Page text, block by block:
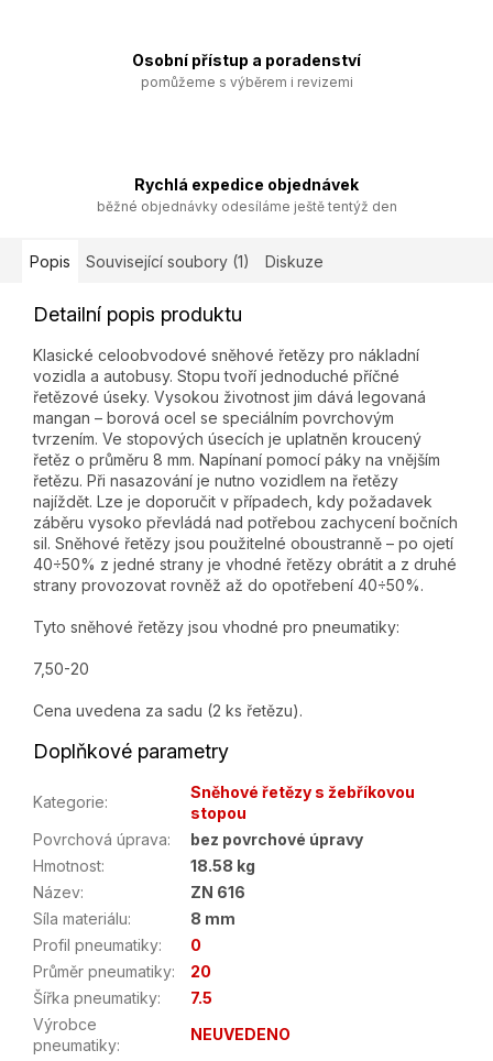
Osobní přístup a poradenství
pomůžeme s výběrem i revizemi
Rychlá expedice objednávek
běžné objednávky odesíláme ještě tentýž den
Popis Související soubory (1) Diskuze
Detailní popis produktu
Klasické celoobvodové sněhové řetězy pro nákladní
vozidla a autobusy. Stopu tvoří jednoduché příčné
řetězové úseky. Vysokou životnost jim dává legovaná
mangan – borová ocel se speciálním povrchovým
tvrzením. Ve stopových úsecích je uplatněn kroucený
řetěz o průměru 8 mm. Napínaní pomocí páky na vnějším
řetězu. Při nasazování je nutno vozidlem na řetězy
najíždět. Lze je doporučit v případech, kdy požadavek
záběru vysoko převládá nad potřebou zachycení bočních
sil. Sněhové řetězy jsou použitelné oboustranně – po ojetí
40÷50% z jedné strany je vhodné řetězy obrátit a z druhé
strany provozovat rovněž až do opotřebení 40÷50%.
Tyto sněhové řetězy jsou vhodné pro pneumatiky:
7,50-20
Cena uvedena za sadu (2 ks řetězu).
Doplňkové parametry
Kategorie:
Sněhové řetězy s žebříkovou
stopou
Povrchová úprava:
bez povrchové úpravy
Hmotnost:
18.58 kg
Název:
ZN 616
Síla materiálu:
8 mm
Profil pneumatiky:
0
Průměr pneumatiky:
20
Šířka pneumatiky:
7.5
Výrobce
pneumatiky:
NEUVEDENO